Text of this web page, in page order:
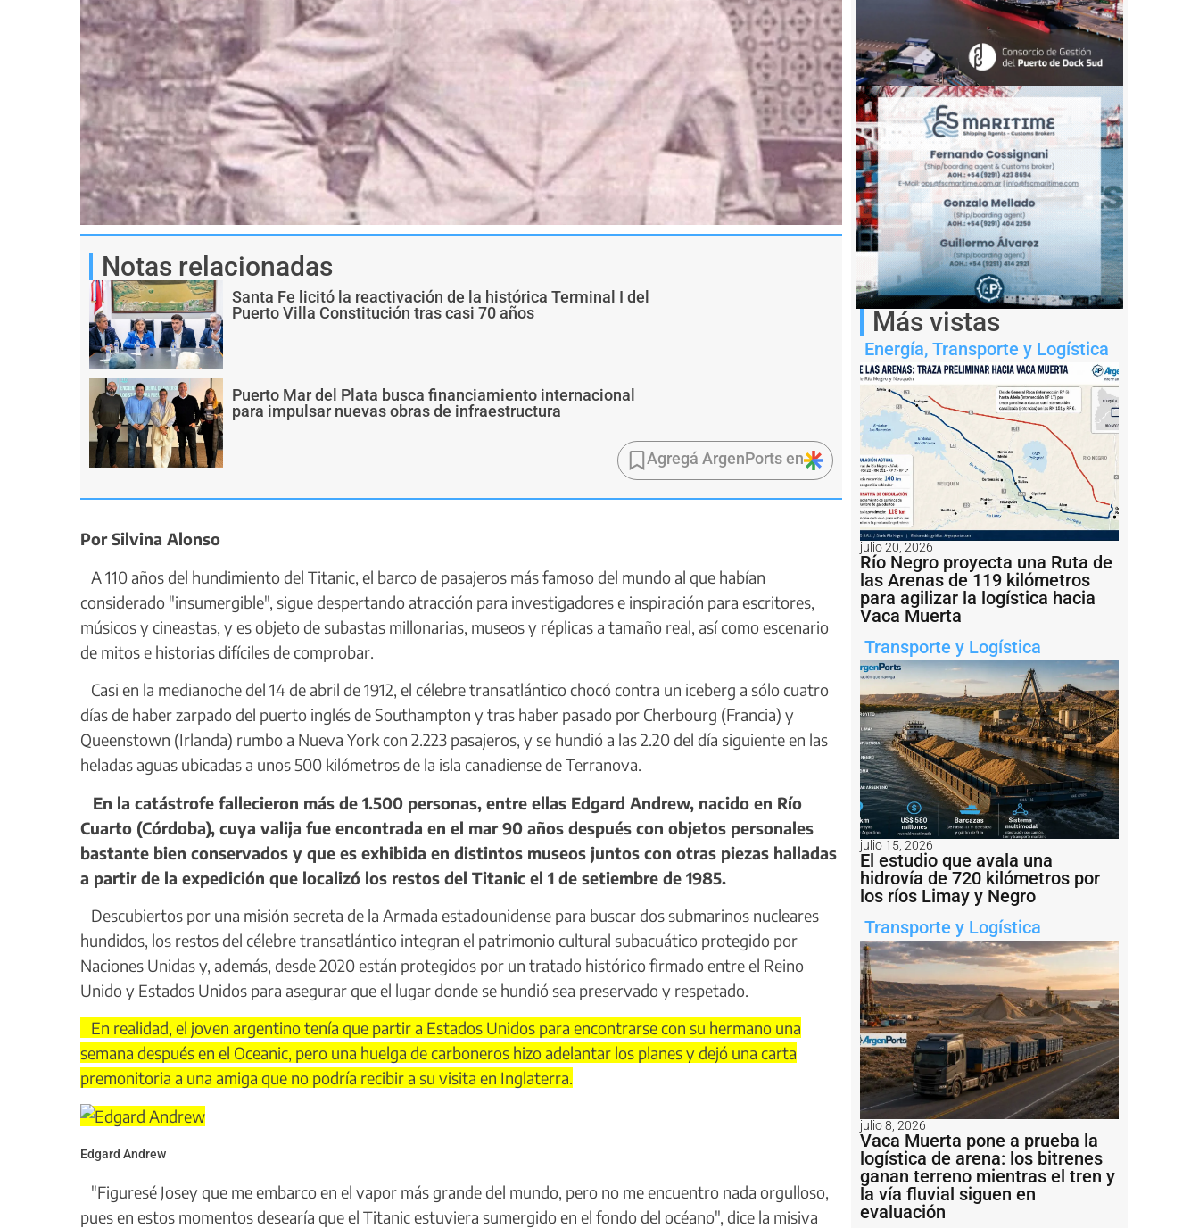
Notas relacionadas
Santa Fe licitó la reactivación de la histórica Terminal I del
Puerto Villa Constitución tras casi 70 años
Puerto Mar del Plata busca financiamiento internacional
para impulsar nuevas obras de infraestructura
Agregá ArgenPorts en
Por Silvina Alonso
A 110 años del hundimiento del Titanic, el barco de pasajeros más famoso del mundo al que habían
considerado "insumergible", sigue despertando atracción para investigadores e inspiración para escritores,
músicos y cineastas, y es objeto de subastas millonarias, museos y réplicas a tamaño real, así como escenario
de mitos e historias difíciles de comprobar.
Casi en la medianoche del 14 de abril de 1912, el célebre transatlántico chocó contra un iceberg a sólo cuatro
días de haber zarpado del puerto inglés de Southampton y tras haber pasado por Cherbourg (Francia) y
Queenstown (Irlanda) rumbo a Nueva York con 2.223 pasajeros, y se hundió a las 2.20 del día siguiente en las
heladas aguas ubicadas a unos 500 kilómetros de la isla canadiense de Terranova.
En la catástrofe fallecieron más de 1.500 personas, entre ellas Edgard Andrew, nacido en Río
Cuarto (Córdoba), cuya valija fue encontrada en el mar 90 años después con objetos personales
bastante bien conservados y que es exhibida en distintos museos juntos con otras piezas halladas
a partir de la expedición que localizó los restos del Titanic el 1 de setiembre de 1985.
Descubiertos por una misión secreta de la Armada estadounidense para buscar dos submarinos nucleares
hundidos, los restos del célebre transatlántico integran el patrimonio cultural subacuático protegido por
Naciones Unidas y, además, desde 2020 están protegidos por un tratado histórico firmado entre el Reino
Unido y Estados Unidos para asegurar que el lugar donde se hundió sea preservado y respetado.
En realidad, el joven argentino tenía que partir a Estados Unidos para encontrarse con su hermano una
semana después en el Oceanic, pero una huelga de carboneros hizo adelantar los planes y dejó una carta
premonitoria a una amiga que no podría recibir a su visita en Inglaterra.
Edgard Andrew
"Figuresé Josey que me embarco en el vapor más grande del mundo, pero no me encuentro nada orgulloso,
pues en estos momentos desearía que el Titanic estuviera sumergido en el fondo del océano", dice la misiva
Más vistas
Energía, Transporte y Logística
julio 20, 2026
Río Negro proyecta una Ruta de
las Arenas de 119 kilómetros
para agilizar la logística hacia
Vaca Muerta
Transporte y Logística
julio 15, 2026
El estudio que avala una
hidrovía de 720 kilómetros por
los ríos Limay y Negro
Transporte y Logística
julio 8, 2026
Vaca Muerta pone a prueba la
logística de arena: los bitrenes
ganan terreno mientras el tren y
la vía fluvial siguen en
evaluación